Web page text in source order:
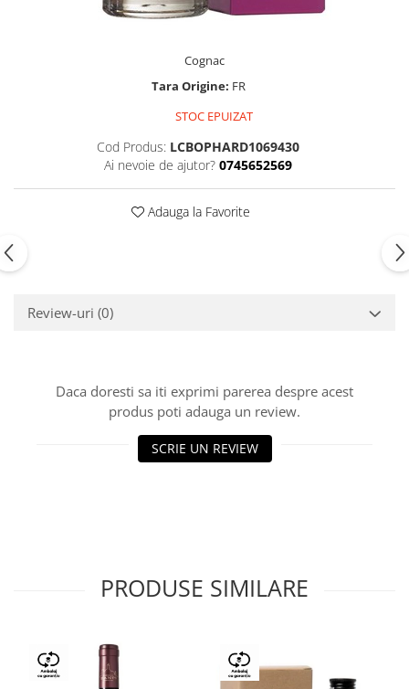
Cognac
Tara Origine: FR
STOC EPUIZAT
Cod Produs: LCBOPHARD1069430
Ai nevoie de ajutor? 0745652569
Adauga la Favorite
Review-uri (0)
Daca doresti sa iti exprimi parerea despre acest
produs poti adauga un review.
SCRIE UN REVIEW
PRODUSE SIMILARE